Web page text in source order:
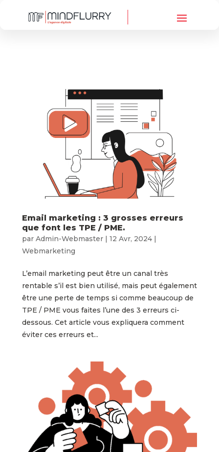
Email marketing : 3 grosses erreurs
que font les TPE / PME.
par Admin-Webmaster| 12 Avr, 2024|
Webmarketing
L’email marketing peut être un canal très
rentable s’il est bien utilisé, mais peut également
être une perte de temps si comme beaucoup de
TPE / PME vous faites l’une des 3 erreurs ci-
dessous. Cet article vous expliquera comment
éviter ces erreurs et...